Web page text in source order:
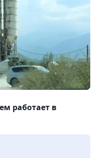
работает в